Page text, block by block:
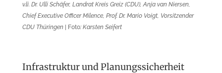
v.li. Dr. Ulli Schäfer, Landrat Kreis Greiz (CDU), Anja van Niersen,
Chief Executive Officer Milence, Prof. Dr. Mario Voigt, Vorsitzender
CDU Thüringen | Foto: Karsten Seifert
Infrastruktur und Planungssicherheit